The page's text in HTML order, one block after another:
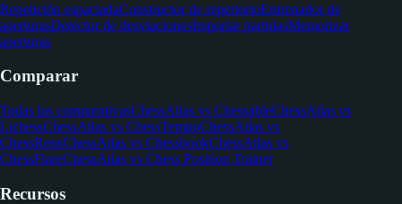
Repetición espaciadaConstructor de repertorioEntrenador de
aperturasDetector de desviacionesImportar partidasMemorizar
aperturas
Comparar
Todas las comparativasChessAtlas vs ChessableChessAtlas vs
LichessChessAtlas vs ChessTempoChessAtlas vs
ChessRepsChessAtlas vs ChessbookChessAtlas vs
ChessFlareChessAtlas vs Chess Position Trainer
Recursos